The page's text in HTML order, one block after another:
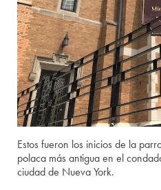
Estos fueron los inicios de la
polaca más antigua en el
ciudad de Nueva York.